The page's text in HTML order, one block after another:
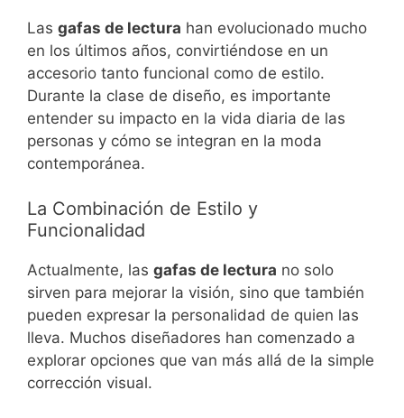
Las gafas de lectura han evolucionado mucho
en los últimos años, convirtiéndose en un
accesorio tanto funcional como de estilo.
Durante la clase de diseño, es importante
entender su impacto en la vida diaria de las
personas y cómo se integran en la moda
contemporánea.
La Combinación de Estilo y
Funcionalidad
Actualmente, las gafas de lectura no solo
sirven para mejorar la visión, sino que también
pueden expresar la personalidad de quien las
lleva. Muchos diseñadores han comenzado a
explorar opciones que van más allá de la simple
corrección visual.